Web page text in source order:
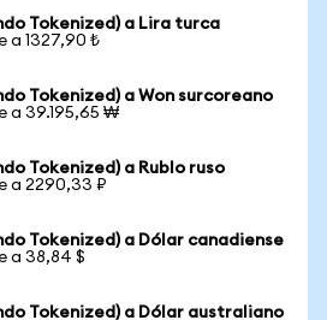
Tokenized) a Lira turca
a 1327,90 ₺
Tokenized) a Won surcoreano
a 39.195,65 ₩
Tokenized) a Rublo ruso
a 2290,33 ₽
Tokenized) a Dólar canadiense
a 38,84 $
Tokenized) a Dólar australiano